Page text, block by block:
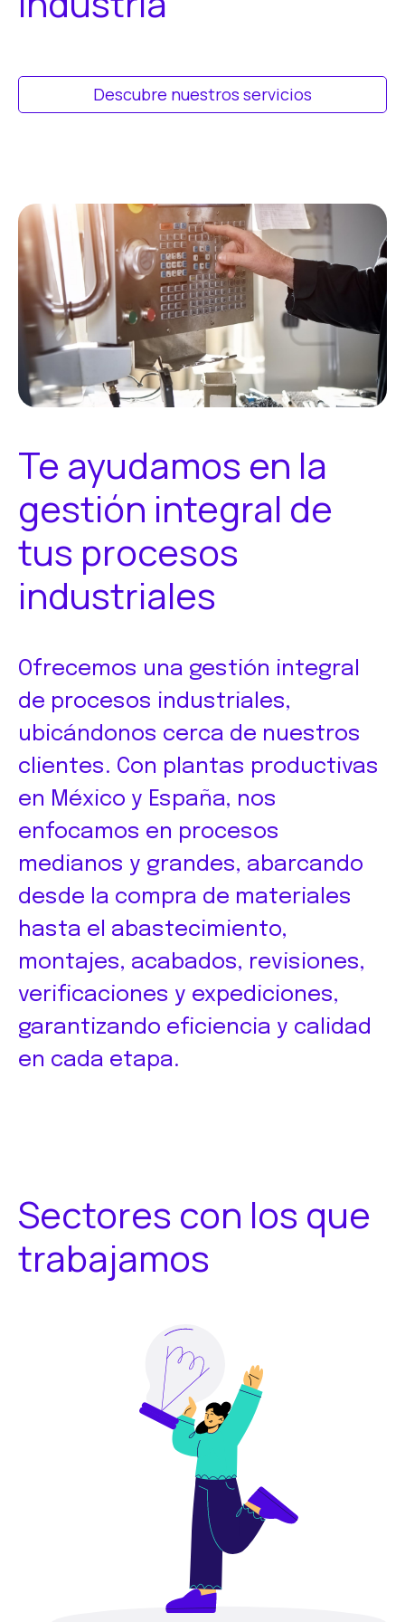
Descubre nuestros servicios
Te ayudamos en la
gestión integral de
tus procesos
industriales
Ofrecemos una gestión integral
de procesos industriales,
ubicándonos cerca de nuestros
clientes. Con plantas productivas
en México y España, nos
enfocamos en procesos
medianos y grandes, abarcando
desde la compra de materiales
hasta el abastecimiento,
montajes, acabados, revisiones,
verificaciones y expediciones,
garantizando eficiencia y calidad
en cada etapa.
Sectores con los que
trabajamos